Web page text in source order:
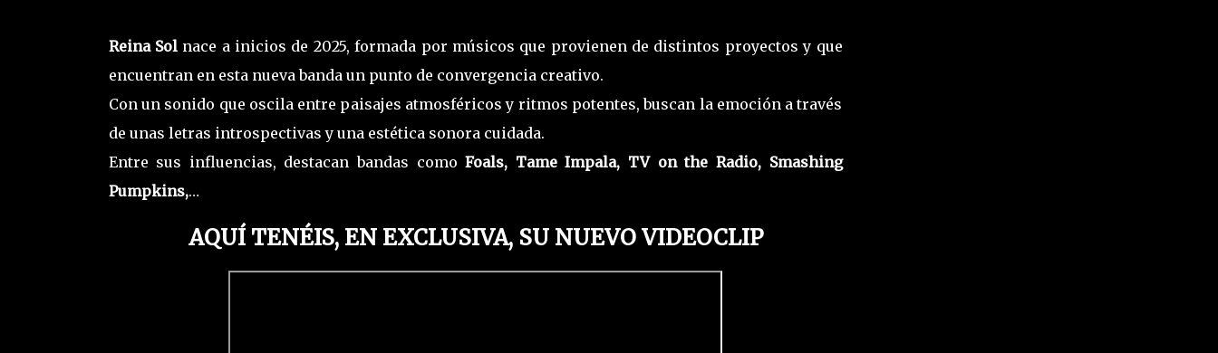
Reina Sol nace a inicios de 2025, formada por músicos que provienen de distintos proyectos y que
encuentran en esta nueva banda un punto de convergencia creativo.
Con un sonido que oscila entre paisajes atmosféricos y ritmos potentes, buscan la emoción a través
de unas letras introspectivas y una estética sonora cuidada.
Entre sus influencias, destacan bandas comoFoals, Tame Impala, TV on the Radio, Smashing
Pumpkins,…
AQUÍ TENÉIS, EN EXCLUSIVA, SU NUEVO VIDEOCLIP